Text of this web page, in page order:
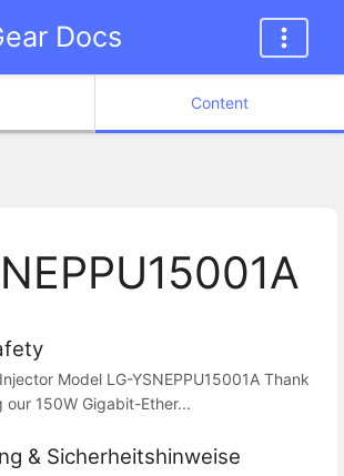
Docs
Content
Model LG-YSNEPPU15001A Thank
our 150W Gigabit-Ether...
& Sicherheitshinweise